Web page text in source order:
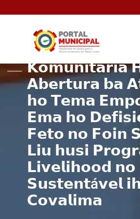
𝗞𝗼𝗺𝘂𝗻𝗶𝘁𝗮𝗿𝗶𝗮
𝗔𝗯𝗲𝗿𝘁𝘂𝗿𝗮 𝗯𝗮
𝗵𝗼 𝗧𝗲𝗺𝗮
𝗘𝗺𝗮 𝗵𝗼
𝗙𝗲𝘁𝗼 𝗻𝗼 𝗙𝗼𝗶𝗻
𝗟𝗶𝘂 𝗵𝘂𝘀𝗶
𝗟𝗶𝘃𝗲𝗹𝗶𝗵𝗼𝗼𝗱 𝗻𝗼
𝗦𝘂𝘀𝘁𝗲𝗻𝘁á𝘃𝗲𝗹
𝗖𝗼𝘃𝗮𝗹𝗶𝗺𝗮